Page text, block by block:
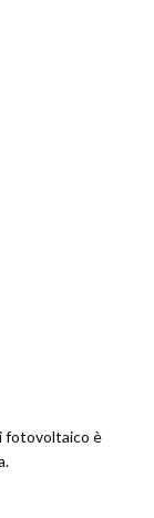
fotovoltaico è